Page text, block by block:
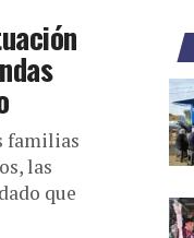
familias
las
que